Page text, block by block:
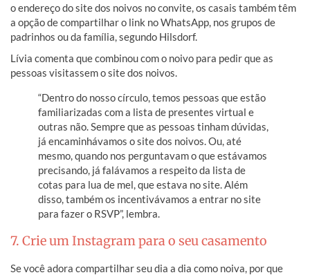
o endereço do site dos noivos no convite, os casais também têm
a opção de compartilhar o link no WhatsApp, nos grupos de
padrinhos ou da família, segundo Hilsdorf.
Lívia comenta que combinou com o noivo para pedir que as
pessoas visitassem o site dos noivos.
“Dentro do nosso círculo, temos pessoas que estão
familiarizadas com a lista de presentes virtual e
outras não. Sempre que as pessoas tinham dúvidas,
já encaminhávamos o site dos noivos. Ou, até
mesmo, quando nos perguntavam o que estávamos
precisando, já falávamos a respeito da lista de
cotas para lua de mel, que estava no site. Além
disso, também os incentivávamos a entrar no site
para fazer o RSVP”, lembra.
7. Crie um Instagram para o seu casamento
Se você adora compartilhar seu dia a dia como noiva, por que